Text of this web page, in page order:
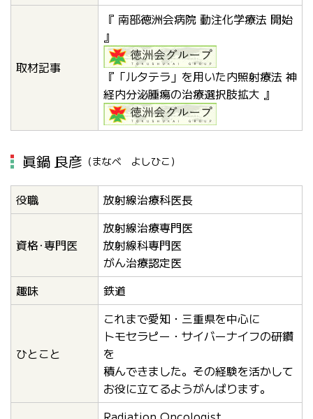
取材記事
『 南部徳洲会病院 動注化学療法 開始
』
『「ルタテラ」を用いた内照射療法 神
経内分泌腫瘍の治療選択肢拡大 』
眞鍋 良彦 （まなべ よしひこ）
役職 放射線治療科医長
資格･専門医
放射線治療専門医
放射線科専門医
がん治療認定医
趣味
鉄道
ひとこと
これまで愛知・三重県を中心に
トモセラピー・サイバーナイフの研鑽
を
積んできました。その経験を活かして
お役に立てるようがんばります。